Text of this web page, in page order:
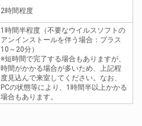
2時間程度
1時間半程度（不要なウイルスソフトの
アンインストールを伴う場合：プラス
10～20分）
※短時間で完了する場合もありますが、
時間がかかる場合が多いため、上記程
度見込んで来室してください。なお、
PCの状態等により、1時間半以上かかる
場合もあります。